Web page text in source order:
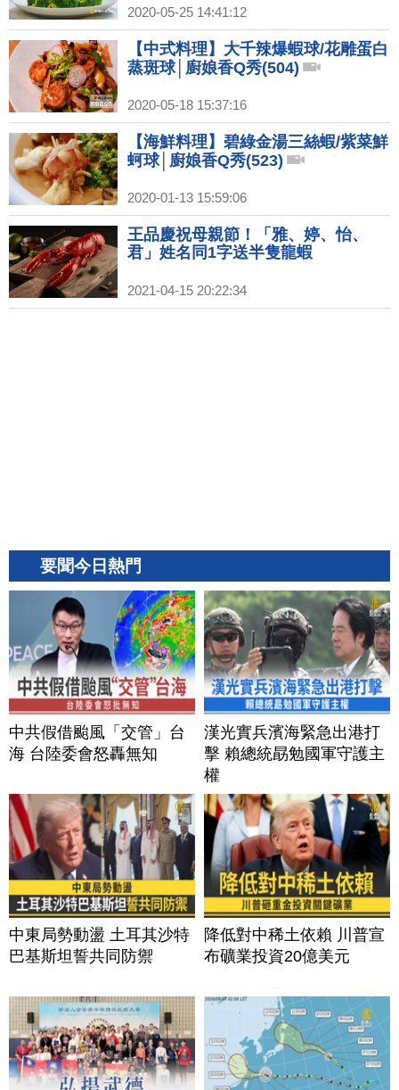
2020-05-25 14:41:12
【中式料理】大千辣爆蝦球/花雕蛋白
蒸斑球│廚娘香Q秀(504)
2020-05-18 15:37:16
【海鮮料理】碧綠金湯三絲蝦/紫菜鮮
蚵球│廚娘香Q秀(523)
2020-01-13 15:59:06
王品慶祝母親節！「雅、婷、怡、
君」姓名同1字送半隻龍蝦
2021-04-15 20:22:34
要聞今日熱門
中共假借颱風「交管」台
海 台陸委會怒轟無知
漢光實兵濱海緊急出港打
擊 賴總統勗勉國軍守護主
權
中東局勢動盪 土耳其沙特
巴基斯坦誓共同防禦
降低對中稀土依賴 川普宣
布礦業投資20億美元